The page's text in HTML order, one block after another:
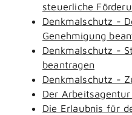
steuerliche
Denkmalschutz -
Genehmigung
Denkmalschutz -
beantragen
Denkmalschutz -
Der
Die Erlaubnis für